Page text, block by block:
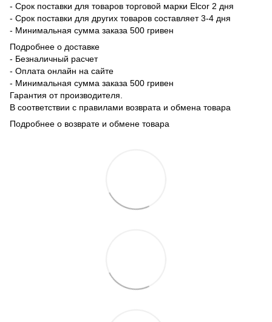
- Срок поставки для товаров торговой марки Elcor 2 дня
- Срок поставки для других товаров составляет 3-4 дня
- Минимальная сумма заказа 500 гривен
Подробнее о доставке
- Безналичный расчет
- Оплата онлайн на сайте
- Минимальная сумма заказа 500 гривен
Гарантия от производителя.
В соответствии с правилами возврата и обмена товара
Подробнее о возврате и обмене товара